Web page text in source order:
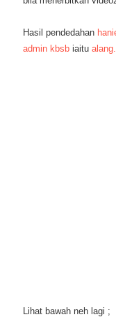
Hasil pendedahan
admin kbsb iaitualang.
Lihat bawah neh lagi ;